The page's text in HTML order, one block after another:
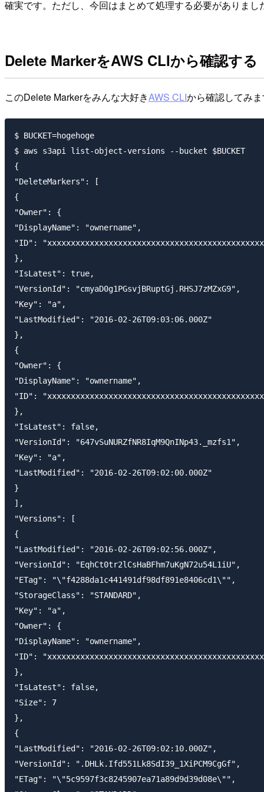
確実です。ただし、今回はまとめて処理する必要がありまし
Delete MarkerをAWS CLIから確認する
このDelete Markerをみんな大好きAWS CLIから確認してみま
$ BUCKET=hogehoge
$ aws s3api list-object-versions --bucket $BUCKET
{
"DeleteMarkers": [
{
"Owner": {
"DisplayName": "ownername",
"ID":
},
"IsLatest": true,
"VersionId": "cmyaD0g1PGsvjBRuptGj.RHSJ7zMZxG9",
"Key": "a",
"LastModified": "2016-02-26T09:03:06.000Z"
},
{
"Owner": {
"DisplayName": "ownername",
"ID":
},
"IsLatest": false,
"VersionId": "647vSuNURZfNR8IqM9QnINp43._mzfs1",
"Key": "a",
"LastModified": "2016-02-26T09:02:00.000Z"
}
],
"Versions": [
{
"LastModified": "2016-02-26T09:02:56.000Z",
"VersionId": "EqhCt0tr2lCsHaBFhm7uKgN72u54L1iU",
"ETag": "\"f4288da1c441491df98df891e8406cd1\"",
"StorageClass": "STANDARD",
"Key": "a",
"Owner": {
"DisplayName": "ownername",
"ID":
},
"IsLatest": false,
"Size": 7
},
{
"LastModified": "2016-02-26T09:02:10.000Z",
"VersionId": ".DHLk.Ifd551Lk8SdI39_1XiPCM9CgGf",
"ETag": "\"5c9597f3c8245907ea71a89d9d39d08e\"",